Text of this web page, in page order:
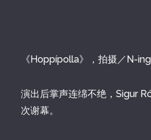
《Hoppípolla》，拍摄／N-ing
演出后掌声连绵不绝，Sigur
次谢幕。